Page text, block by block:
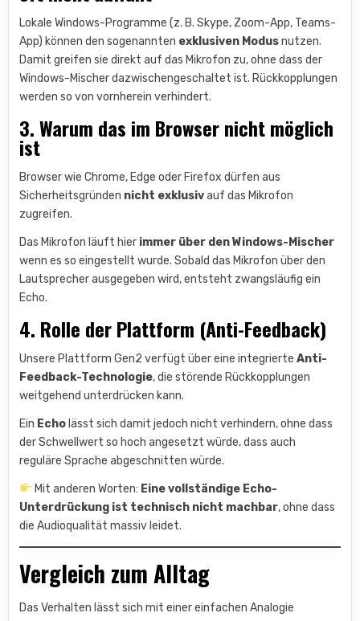
Lokale Windows-Programme (z. B. Skype, Zoom-App, Teams-
App) können den sogenannten exklusiven Modusnutzen.
Damit greifen sie direkt auf das Mikrofon zu, ohne dass der
Windows-Mischer dazwischengeschaltet ist. Rückkopplungen
werden so von vornherein verhindert.
3. Warum das im Browser nicht möglich
ist
Browser wie Chrome, Edge oder Firefox dürfen aus
Sicherheitsgründen nicht exklusivauf das Mikrofon
zugreifen.
Das Mikrofon läuft hier immer über den Windows-Mischer
wenn es so eingestellt wurde. Sobald das Mikrofon über den
Lautsprecher ausgegeben wird, entsteht zwangsläufig ein
Echo.
4. Rolle der Plattform (Anti-Feedback)
Unsere Plattform Gen2 verfügt über eine integrierteAnti-
Feedback-Technologie, die störende Rückkopplungen
weitgehend unterdrücken kann.
Ein Echo lässt sich damit jedoch nicht verhindern, ohne dass
der Schwellwert so hoch angesetzt würde, dass auch
reguläre Sprache abgeschnitten würde.
Mit anderen Worten: Eine vollständige Echo-
Unterdrückung ist technisch nicht machbar, ohne dass
die Audioqualität massiv leidet.
Vergleich zum Alltag
Das Verhalten lässt sich mit einer einfachen Analogie